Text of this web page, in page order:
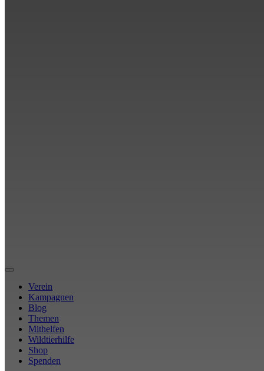
Verein
Kampagnen
Blog
Themen
Mithelfen
Wildtierhilfe
Shop
Spenden